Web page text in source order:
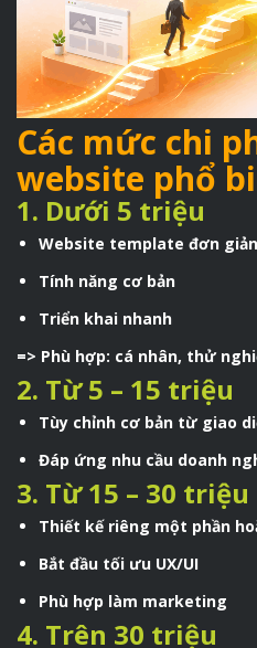
Các mức chi
website phổ
1. Dưới 5 triệu
Website template đơn giản
Tính năng cơ bản
Triển khai nhanh
=> Phù hợp: cá nhân, thử
2. Từ 5 – 15 triệu
Tùy chỉnh cơ bản từ giao
Đáp ứng nhu cầu doanh
3. Từ 15 – 30 triệu
Thiết kế riêng một phần
Bắt đầu tối ưu UX/UI
Phù hợp làm marketing
4. Trên 30 triệu